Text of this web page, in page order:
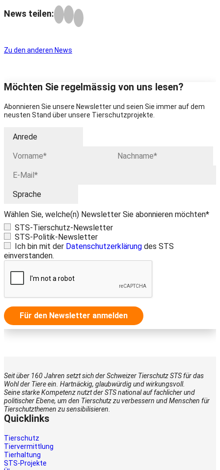
News teilen:
Zu den anderen News
Möchten Sie regelmässig von uns lesen?
Abonnieren Sie unsere Newsletter und seien Sie immer auf dem
neusten Stand über unsere Tierschutzprojekte.
Wählen Sie, welche(n) Newsletter Sie abonnieren möchten*
STS-Tierschutz-Newsletter
STS-Politik-Newsletter
Ich bin mit der Datenschutzerklärung des STS
einverstanden.
Für den Newsletter anmelden
Seit über 160 Jahren setzt sich der Schweizer Tierschutz STS für das
Wohl der Tiere ein. Hartnäckig, glaubwürdig und wirkungsvoll.
Seine starke Kompetenz nutzt der STS national auf fachlicher und
politischer Ebene, um den Tierschutz zu verbessern und Menschen für
Tierschutzthemen zu sensibilisieren.
Quicklinks
Tierschutz
Tiervermittlung
Tierhaltung
STS-Projekte